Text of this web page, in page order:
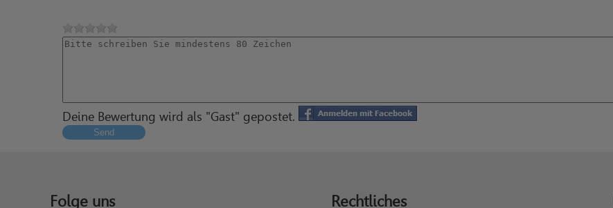
Deine Bewertung wird als "Gast" gepostet.
Send
Folge uns Rechtliches